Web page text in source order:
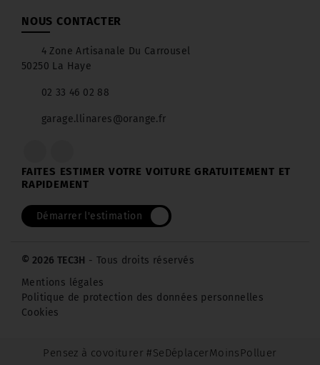
NOUS CONTACTER
4 Zone Artisanale Du Carrousel
50250 La Haye
02 33 46 02 88
garage.llinares@orange.fr
FAITES ESTIMER VOTRE VOITURE GRATUITEMENT ET
RAPIDEMENT
Démarrer l'estimation
© 2026 TEC3H - Tous droits réservés
Mentions légales
Politique de protection des données personnelles
Cookies
Pensez à covoiturer #SeDéplacerMoinsPolluer